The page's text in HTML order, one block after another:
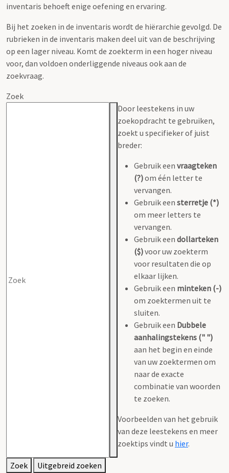
inventaris behoeft enige oefening en ervaring.
Bij het zoeken in de inventaris wordt de hiërarchie gevolgd. De
rubrieken in de inventaris maken deel uit van de beschrijving
op een lager niveau. Komt de zoekterm in een hoger niveau
voor, dan voldoen onderliggende niveaus ook aan de
zoekvraag.
Zoek
Door leestekens in uw
zoekopdracht te gebruiken,
zoekt u specifieker of juist
breder:
Gebruik een vraagteken
(?)om één letter te
vervangen.
Gebruik een sterretje (*)
om meer letters te
vervangen.
Gebruik een dollarteken
($)voor uw zoekterm
voor resultaten die op
elkaar lijken.
Gebruik een minteken (-)
om zoektermen uit te
sluiten.
Gebruik een Dubbele
aanhalingstekens (" ")
aan het begin en einde
van uw zoektermen om
naar de exacte
combinatie van woorden
te zoeken.
Voorbeelden van het gebruik
van deze leestekens en meer
zoektips vindt u hier.
Zoek
Uitgebreid zoeken